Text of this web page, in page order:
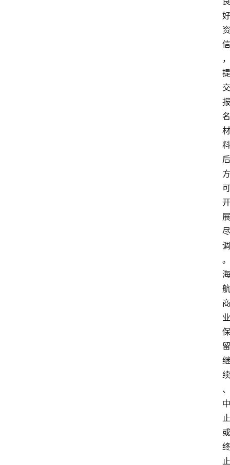
好
资
信
，
提
交
报
名
材
料
后
方
可
开
展
尽
调
。
海
航
商
业
保
留
继
续
、
中
止
或
终
止